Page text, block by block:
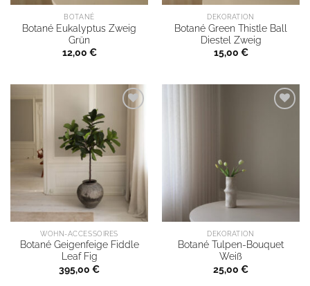
BOTANÉ
Botané Eukalyptus Zweig
Grün
12,00 €
DEKORATION
Botané Green Thistle Ball
Diestel Zweig
15,00 €
WOHN-ACCESSOIRES
Botané Geigenfeige Fiddle
Leaf Fig
395,00 €
DEKORATION
Botané Tulpen-Bouquet
Weiß
25,00 €